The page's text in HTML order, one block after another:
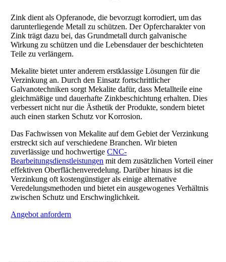
Zink dient als Opferanode, die bevorzugt korrodiert, um das
darunterliegende Metall zu schützen. Der Opfercharakter von
Zink trägt dazu bei, das Grundmetall durch galvanische
Wirkung zu schützen und die Lebensdauer der beschichteten
Teile zu verlängern.
Mekalite bietet unter anderem erstklassige Lösungen für die
Verzinkung an. Durch den Einsatz fortschrittlicher
Galvanotechniken sorgt Mekalite dafür, dass Metallteile eine
gleichmäßige und dauerhafte Zinkbeschichtung erhalten. Dies
verbessert nicht nur die Ästhetik der Produkte, sondern bietet
auch einen starken Schutz vor Korrosion.
Das Fachwissen von Mekalite auf dem Gebiet der Verzinkung
erstreckt sich auf verschiedene Branchen. Wir bieten
zuverlässige und hochwertigeCNC-
Bearbeitungsdienstleistungen mit dem zusätzlichen Vorteil einer
effektiven Oberflächenveredelung. Darüber hinaus ist die
Verzinkung oft kostengünstiger als einige alternative
Veredelungsmethoden und bietet ein ausgewogenes Verhältnis
zwischen Schutz und Erschwinglichkeit.
Angebot anfordern